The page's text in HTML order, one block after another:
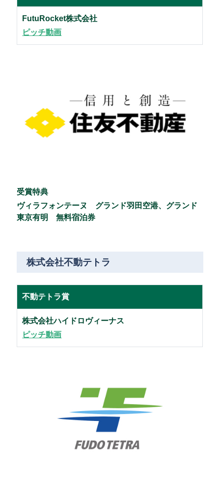
FutuRocket株式会社
ピッチ動画
受賞特典
ヴィラフォンテーヌ グランド羽田空港、グランド
東京有明 無料宿泊券
株式会社不動テトラ
不動テトラ賞
株式会社ハイドロヴィーナス
ピッチ動画